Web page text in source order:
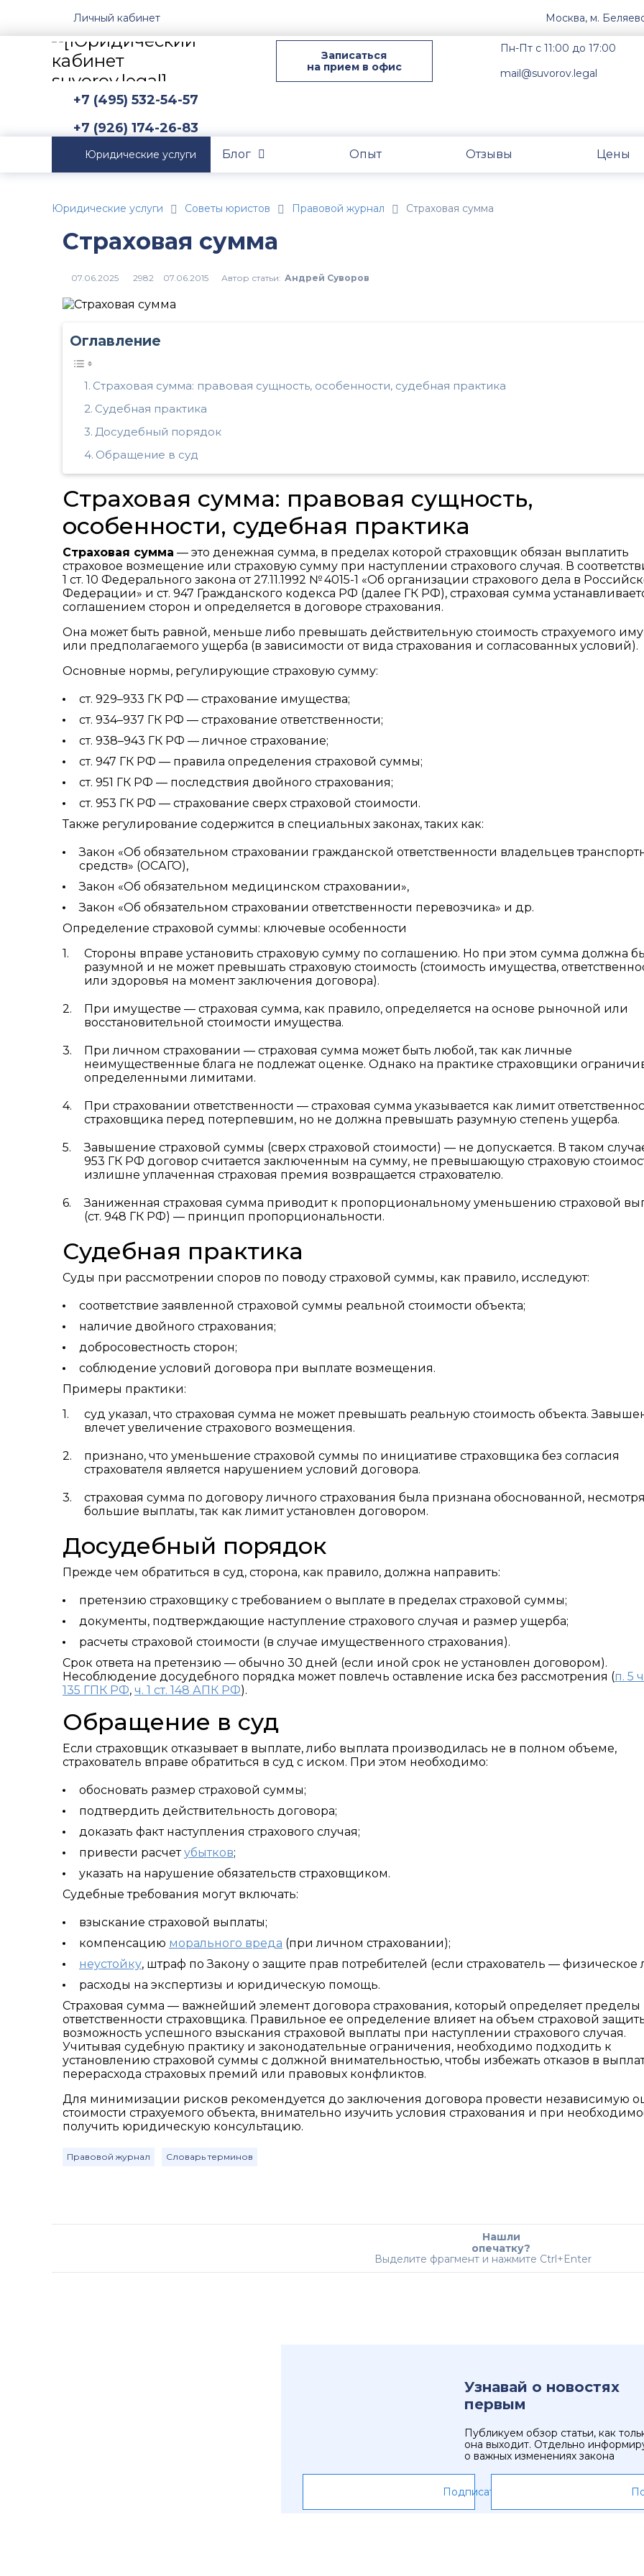
Личный кабинет Москва, м.
Записаться
на прием в офис
Пн-Пт с 11:00 до 17:00
mail@suvorov.legal
+7 (495) 532-54-57
+7 (926) 174-26-83
Юридические услуги Блог Опыт Отзывы Цены
Юридические услуги Советы юристов Правовой журнал Страховая сумма
Страховая сумма
2982 Автор статьи: Андрей Суворов
Оглавление
Страховая сумма: правовая сущность, особенности, судебная практика
Судебная практика
Досудебный порядок
Обращение в суд
Страховая сумма: правовая сущность,
особенности, судебная практика
Страховая сумма — это денежная сумма, в пределах которой страховщик обязан выплатить
страховое возмещение или страховую сумму при наступлении страхового случая. В
1 ст. 10 Федерального закона от 27.11.1992 № 4015-1 «Об организации страхового дела в
Федерации» и ст. 947 Гражданского кодекса РФ (далее ГК РФ), страховая сумма
соглашением сторон и определяется в договоре страхования.
Она может быть равной, меньше либо превышать действительную стоимость страхуемого
или предполагаемого ущерба (в зависимости от вида страхования и согласованных условий).
Основные нормы, регулирующие страховую сумму:
ст. 929–933 ГК РФ — страхование имущества;
ст. 934–937 ГК РФ — страхование ответственности;
ст. 938–943 ГК РФ — личное страхование;
ст. 947 ГК РФ — правила определения страховой суммы;
ст. 951 ГК РФ — последствия двойного страхования;
ст. 953 ГК РФ — страхование сверх страховой стоимости.
Также регулирование содержится в специальных законах, таких как:
Закон «Об обязательном страховании гражданской ответственности владельцев
средств» (ОСАГО),
Закон «Об обязательном медицинском страховании»,
Закон «Об обязательном страховании ответственности перевозчика» и др.
Определение страховой суммы: ключевые особенности
Стороны вправе установить страховую сумму по соглашению. Но при этом сумма должна
разумной и не может превышать страховую стоимость (стоимость имущества,
или здоровья на момент заключения договора).
При имуществе — страховая сумма, как правило, определяется на основе рыночной или
восстановительной стоимости имущества.
При личном страховании — страховая сумма может быть любой, так как личные
неимущественные блага не подлежат оценке. Однако на практике страховщики
определенными лимитами.
При страховании ответственности — страховая сумма указывается как лимит
страховщика перед потерпевшим, но не должна превышать разумную степень ущерба.
Завышение страховой суммы (сверх страховой стоимости) — не допускается. В таком
953 ГК РФ договор считается заключенным на сумму, не превышающую страховую
излишне уплаченная страховая премия возвращается страхователю.
Заниженная страховая сумма приводит к пропорциональному уменьшению страховой
(ст. 948 ГК РФ) — принцип пропорциональности.
Судебная практика
Суды при рассмотрении споров по поводу страховой суммы, как правило, исследуют:
соответствие заявленной страховой суммы реальной стоимости объекта;
наличие двойного страхования;
добросовестность сторон;
соблюдение условий договора при выплате возмещения.
Примеры практики:
суд указал, что страховая сумма не может превышать реальную стоимость объекта.
влечет увеличение страхового возмещения.
признано, что уменьшение страховой суммы по инициативе страховщика без согласия
страхователя является нарушением условий договора.
страховая сумма по договору личного страхования была признана обоснованной,
большие выплаты, так как лимит установлен договором.
Досудебный порядок
Прежде чем обратиться в суд, сторона, как правило, должна направить:
претензию страховщику с требованием о выплате в пределах страховой суммы;
документы, подтверждающие наступление страхового случая и размер ущерба;
расчеты страховой стоимости (в случае имущественного страхования).
Срок ответа на претензию — обычно 30 дней (если иной срок не установлен договором).
Несоблюдение досудебного порядка может повлечь оставление иска без рассмотрения (п. 5
135 ГПК РФ, ч. 1 ст. 148 АПК РФ).
Обращение в суд
Если страховщик отказывает в выплате, либо выплата производилась не в полном объеме,
страхователь вправе обратиться в суд с иском. При этом необходимо:
обосновать размер страховой суммы;
подтвердить действительность договора;
доказать факт наступления страхового случая;
привести расчетубытков;
указать на нарушение обязательств страховщиком.
Судебные требования могут включать:
взыскание страховой выплаты;
компенсацию морального вреда (при личном страховании);
неустойку, штраф по Закону о защите прав потребителей (если страхователь — физическое
расходы на экспертизы и юридическую помощь.
Страховая сумма — важнейший элемент договора страхования, который определяет пределы
ответственности страховщика. Правильное ее определение влияет на объем страховой
возможность успешного взыскания страховой выплаты при наступлении страхового случая.
Учитывая судебную практику и законодательные ограничения, необходимо подходить к
установлению страховой суммы с должной внимательностью, чтобы избежать отказов в
перерасхода страховых премий или правовых конфликтов.
Для минимизации рисков рекомендуется до заключения договора провести независимую
стоимости страхуемого объекта, внимательно изучить условия страхования и при
получить юридическую консультацию.
Правовой журнал Словарь терминов
Нашли
опечатку?
Выделите фрагмент и нажмите Ctrl+Enter
Узнавай о новостях
первым
Публикуем обзор статьи, как
она выходит. Отдельно
о важных изменениях закона
Подписаться